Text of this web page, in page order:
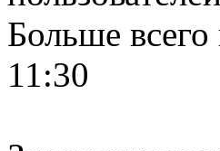
Больше всего
11:30